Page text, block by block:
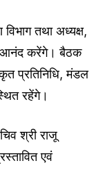
तथा अध्यक्ष,
आनंद करेंगे। बैठक
प्रतिनिधि, मंडल
रहेंगे।
श्री राजू
एवं